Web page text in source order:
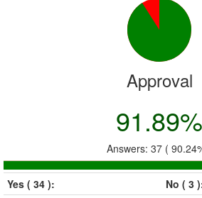
Approval
91.89%
Answers: 37 (
Yes ( 34 ):
No ( 3